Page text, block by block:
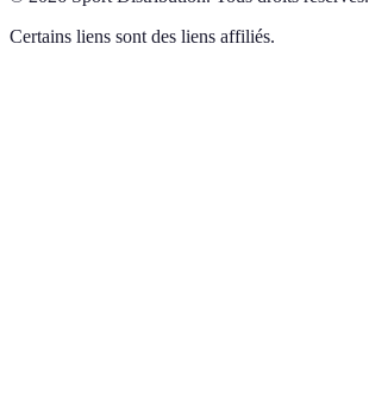
Certains liens sont des liens affiliés.